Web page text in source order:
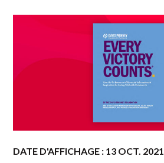
DATE D'AFFICHAGE : 13 OCT. 2021